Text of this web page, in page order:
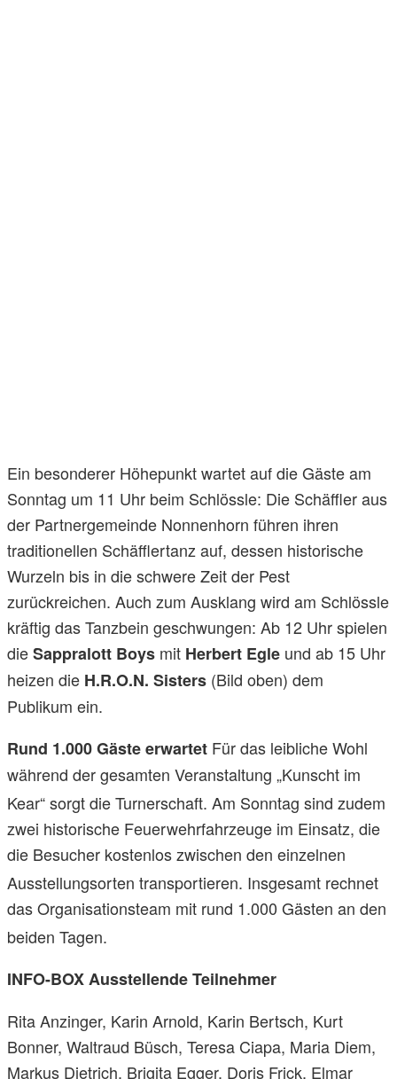
Ein besonderer Höhepunkt wartet auf die Gäste am
Sonntag um 11 Uhr beim Schlössle: Die Schäffler aus
der Partnergemeinde Nonnenhorn führen ihren
traditionellen Schäfflertanz auf, dessen historische
Wurzeln bis in die schwere Zeit der Pest
zurückreichen. Auch zum Ausklang wird am Schlössle
kräftig das Tanzbein geschwungen: Ab 12 Uhr spielen
dieSappralott Boys mit Herbert Egle und ab 15 Uhr
heizen die H.R.O.N. Sisters (Bild oben) dem
Publikum ein.
Rund 1.000 Gäste erwartet Für das leibliche Wohl
während der gesamten Veranstaltung „Kunscht im
Kear“ sorgt die Turnerschaft. Am Sonntag sind zudem
zwei historische Feuerwehrfahrzeuge im Einsatz, die
die Besucher kostenlos zwischen den einzelnen
Ausstellungsorten transportieren. Insgesamt rechnet
das Organisationsteam mit rund 1.000 Gästen an den
beiden Tagen.
INFO-BOXAusstellende Teilnehmer
Rita Anzinger, Karin Arnold, Karin Bertsch, Kurt
Bonner, Waltraud Büsch, Teresa Ciapa, Maria Diem,
Markus Dietrich, Brigita Egger, Doris Frick, Elmar